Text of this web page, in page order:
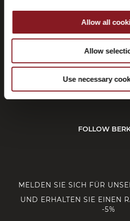
Allow all
Allow
Use necessary
FOLLOW
MELDEN SIE SICH FÜR
UND ERHALTEN SIE EINEN
-5%